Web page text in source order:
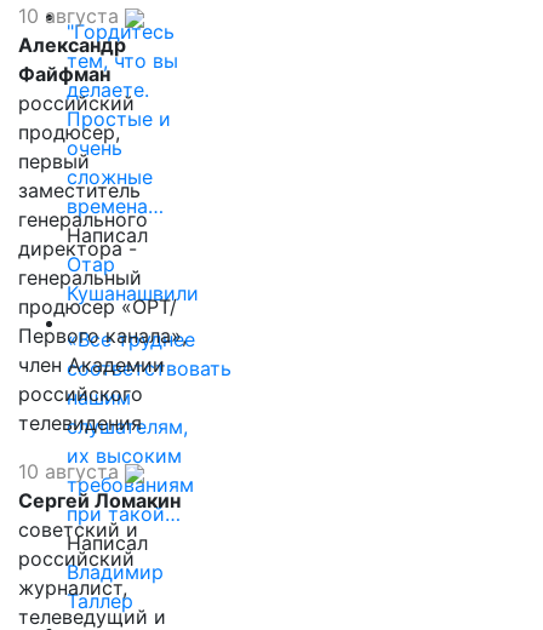
"Гордитесь
тем, что вы
делаете.
Простые и
очень
сложные
времена…
Написал
Отар
Кушанашвили
«Все труднее
соответствовать
нашим
слушателям,
их высоким
требованиям
при такой…
Написал
Владимир
Таллер
10 августа
Александр
Файфман
российский
продюсер,
первый
заместитель
генерального
директора -
генеральный
продюсер «ОРТ/
Первого канала»,
член Академии
российского
телевидения
10 августа
Сергей Ломакин
советский и
российский
журналист,
телеведущий и